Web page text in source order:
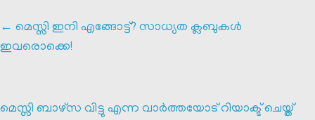
← മെസ്സി ഇനി എങ്ങോട്ട്? സാധ്യത ക്ലബുകൾ
ഇവരൊക്കെ!
മെസ്സി ബാഴ്സ വിട്ടു എന്ന വാർത്തയോട് റിയാക്ട് ചെയ്ത്